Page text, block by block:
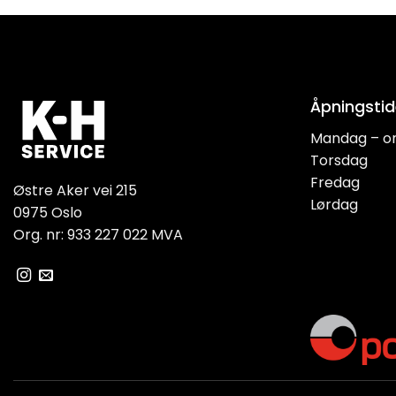
Østre Aker vei 215
0975 Oslo
Org. nr: 933 227 022 MVA
Mandag –
Torsdag
Fredag
Lørdag